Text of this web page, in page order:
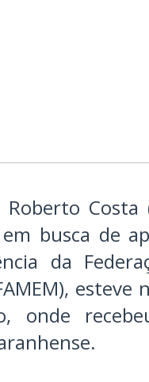
Costa
busca de
da
onde